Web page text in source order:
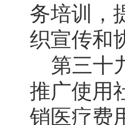
务培训，
织宣传和
第三十
推广使用
销医疗费